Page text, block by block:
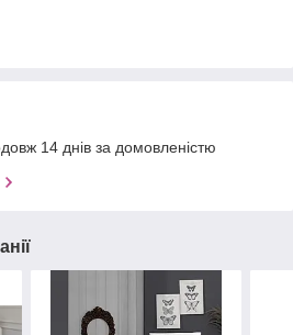
14 днів за домовленістю